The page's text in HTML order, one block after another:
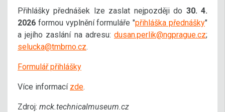
Přihlášky přednášek lze zaslat nejpozději do 30. 4.
2026 formou vyplnění formuláře "přihláška přednášky"
a jejího zaslání na adresu: dusan.perlik@ngprague.cz;
selucka@tmbrno.cz.
Formulář přihlášky
Více informací zde.
Zdroj: mck.technicalmuseum.cz